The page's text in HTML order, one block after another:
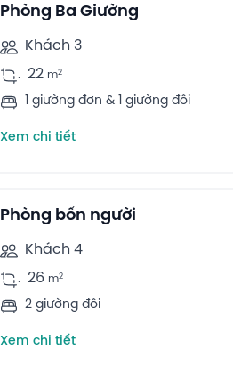
Phòng Ba Giường
Khách 3
. 22 m2
1 giường đơn & 1 giường đôi
Xem chi tiết
Phòng bốn người
Khách 4
. 26 m2
2 giường đôi
Xem chi tiết